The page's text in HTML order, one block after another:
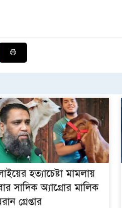
হত্যাচেষ্টা মামলায়
সাদিক অ্যাগ্রোর মালিক
গ্রেপ্তার